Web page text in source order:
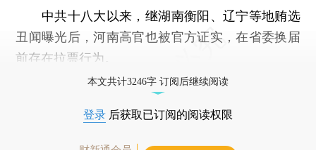
中共十八大以来，继湖南衡阳、辽宁等地贿选
丑闻曝光后，河南高官也被官方证实，在省委换届
前存在拉票行为。
本文共计3246字 订阅后继续阅读
登录 后获取已订阅的阅读权限